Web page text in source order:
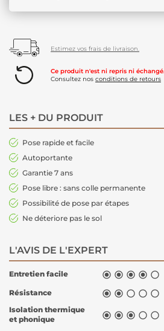
Estimez vos frais de livraison.
Ce produit n'est ni repris ni échangé.
Consultez nos conditions de retours
LES + DU PRODUIT
Pose rapide et facile
Autoportante
Garantie 7 ans
Pose libre : sans colle permanente
Possibilité de pose par étapes
Ne déteriore pas le sol
L'AVIS DE L'EXPERT
Entretien facile     
Résistance     
Isolation thermique
et phonique
    